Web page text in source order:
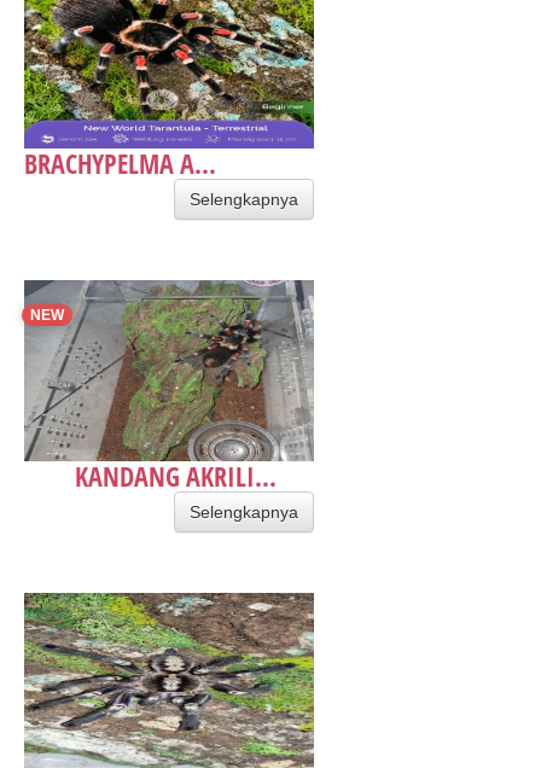
BRACHYPELMA A...
Selengkapnya
NEW
KANDANG AKRILI...
Selengkapnya